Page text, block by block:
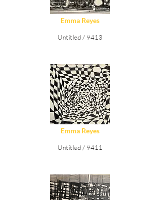
Emma Reyes
Untitled / 9413
Ver Detalles
Emma Reyes
Untitled / 9411